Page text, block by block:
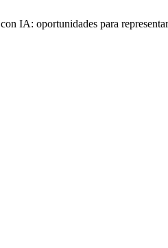
IA: oportunidades para